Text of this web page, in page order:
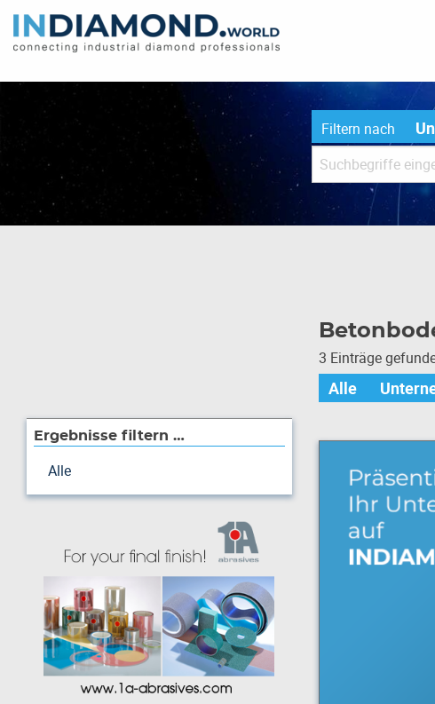
Filtern nach
3 Einträge
Alle
Ergebnisse filtern …
Alle